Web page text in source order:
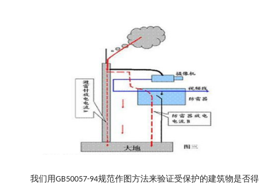
我们用GB50057-94规范作图方法来验证受保护的建筑物是否得